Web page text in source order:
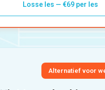
Losse les — €69 per les
Alternatief voor